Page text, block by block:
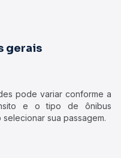
gerais
pode variar conforme a
e o tipo de ônibus
sua passagem.